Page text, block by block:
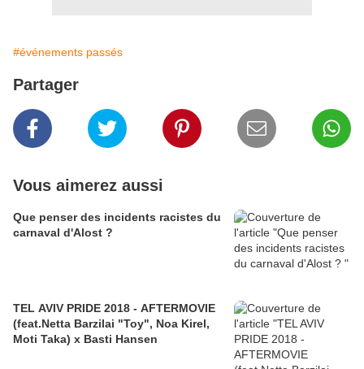
#événements passés
Partager
Vous aimerez aussi
Que penser des incidents racistes du
carnaval d'Alost ?
TEL AVIV PRIDE 2018 - AFTERMOVIE
(feat.Netta Barzilai "Toy", Noa Kirel,
Moti Taka) x Basti Hansen